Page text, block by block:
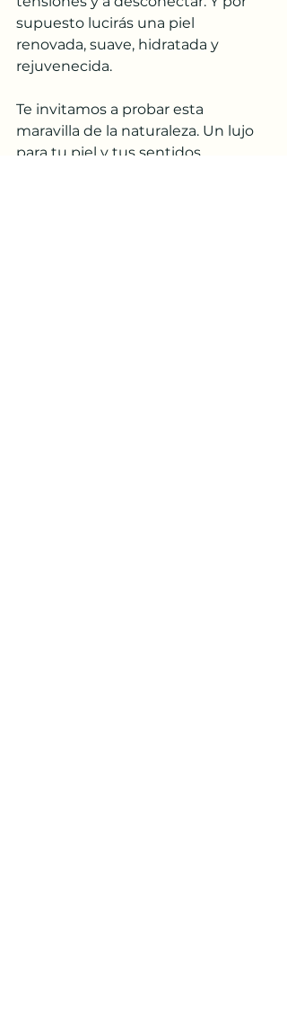
supuesto lucirás una piel
renovada, suave, hidratada y
rejuvenecida.
Te invitamos a probar esta
maravilla de la naturaleza. Un lujo
para tu piel y tus sentidos.